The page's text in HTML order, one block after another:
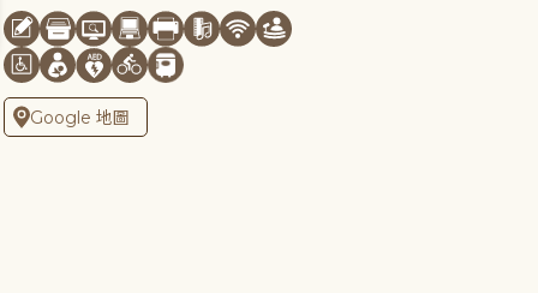
Google 地圖